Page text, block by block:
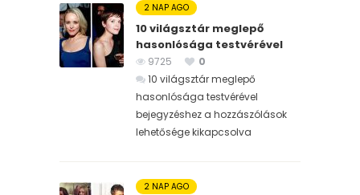
2 NAP AGO
10 világsztár meglepő
hasonlósága testvérével
9725
0
10 világsztár meglepő
hasonlósága testvérével
bejegyzéshez a hozzászólások
lehetősége kikapcsolva
2 NAP AGO